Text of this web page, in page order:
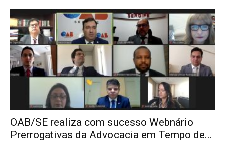
OAB/SE realiza com sucesso Webnário
Prerrogativas da Advocacia em Tempo de...